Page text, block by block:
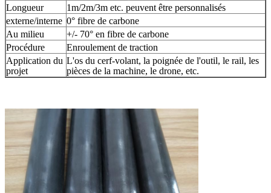
Longueur
1m/2m/3m etc. peuvent être personnalisés
externe/interne 0° fibre de carbone
Au milieu
+/- 70° en fibre de carbone
Procédure
Enroulement de traction
Application du
projet
L'os du cerf-volant, la poignée de l'outil, le rail, les
pièces de la machine, le drone, etc.